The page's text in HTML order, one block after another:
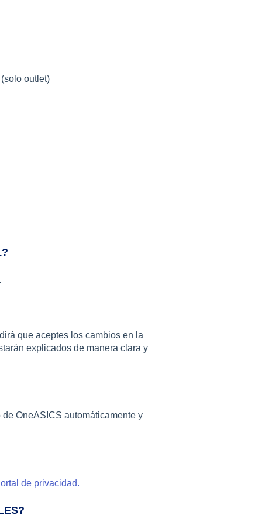
outlet)
que aceptes los cambios en la
explicados de manera clara y
OneASICS automáticamente y
de privacidad.